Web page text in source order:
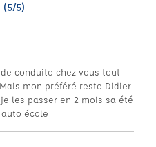
(5/5)
conduite chez vous tout
mon préféré reste Didier
les passer en 2 mois sa été
école